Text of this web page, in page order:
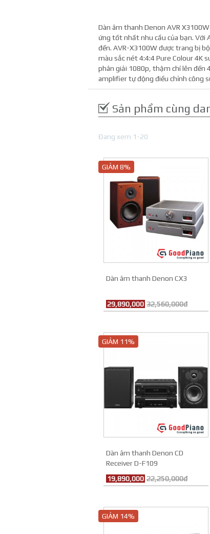
Dàn âm thanh Denon AVR
ứng tốt nhất nhu cầu của bạn. Với
đến. AVR-X3100W được trang bị
màu sắc nét 4:4:4 Pure Colour 4K
phân giải 1080p, thậm chí lên đến
amplifier tự động điều chỉnh công
Sản phẩm cùng
Đang xem 1-20
GIẢM 8%
Dàn âm thanh Denon CX3
29,890,000 32,560,000đ
GIẢM 11%
Dàn âm thanh Denon CD
Receiver D-F109
19,890,000 22,250,000đ
GIẢM 14%